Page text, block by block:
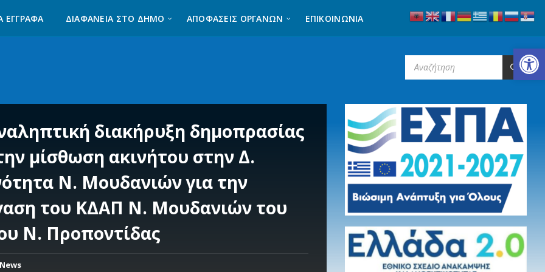
Ανοίξτε τη γραμμή εργαλείων
ΈΓΓΡΑΦΑ ΔΙΑΦΆΝΕΙΑ ΣΤΟ ΔΉΜΟ ΑΠΟΦΑΣΕΙΣ ΟΡΓΑΝΩΝ ΕΠΙΚΟΙΝΩΝΊΑ
διακήρυξη δημοπρασίας
μίσθωση ακινήτου στην Δ.
Ν. Μουδανιών για την
του ΚΔΑΠ Ν. Μουδανιών του
Ν. Προποντίδας
News